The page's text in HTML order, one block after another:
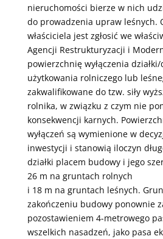
nieruchomości bierze w nich
do prowadzenia upraw leśnych.
właściciela jest zgłosić we
Agencji Restrukturyzacji i
powierzchnię wyłączenia działki/
użytkowania rolniczego lub
zakwalifikowane do tzw. siły
rolnika, w związku z czym nie
konsekwencji karnych.
wyłączeń są wymienione w
inwestycji i stanowią iloczyn
działki placem budowy i jego
26 m na gruntach rolnych
i 18 m na gruntach leśnych.
zakończeniu budowy ponownie
pozostawieniem 4-metrowego
wszelkich nasadzeń, jako pasa